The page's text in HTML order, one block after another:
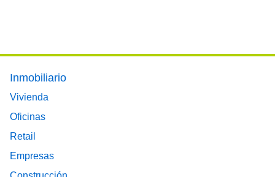
Footer main menu
Inmobiliario
Vivienda
Oficinas
Retail
Empresas